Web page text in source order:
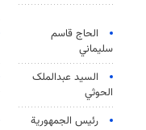
الحاج قاسم
سليماني
السید عبدالملک
الحوثي
رئيس الجمهورية